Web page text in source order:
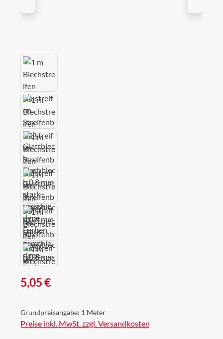
Regulärer Preis:
5,05 €
Grundpreisangabe: 1 Meter
Preise inkl. MwSt. zzgl. Versandkosten